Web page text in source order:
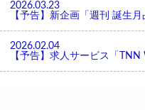
2026.03.23
【予告】新企画「週刊 誕生
2026.02.04
【予告】求人サービス「